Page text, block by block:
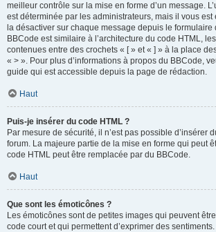
meilleur contrôle sur la mise en forme d’un message.
est déterminée par les administrateurs, mais il vous
la désactiver sur chaque message depuis le formulaire
BBCode est similaire à l’architecture du code HTML,
contenues entre des crochets « [ » et « ] » à la place
« > ». Pour plus d’informations à propos du BBCode,
guide qui est accessible depuis la page de rédaction.
Haut
Puis-je insérer du code HTML ?
Par mesure de sécurité, il n’est pas possible d’insérer
forum. La majeure partie de la mise en forme qui peut
code HTML peut être remplacée par du BBCode.
Haut
Que sont les émoticônes ?
Les émoticônes sont de petites images qui peuvent
code court et qui permettent d’exprimer des